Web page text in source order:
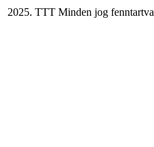
2025. TTT Minden jog fenntartva